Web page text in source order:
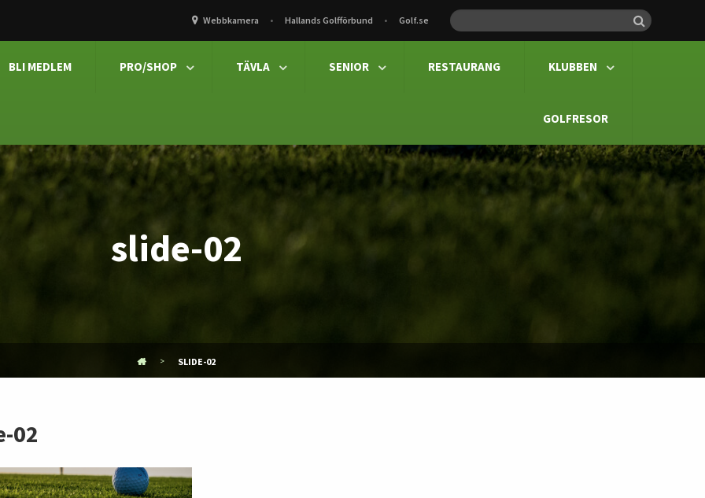
Webbkamera Hallands Golfförbund Golf.se 
BLI MEDLEM PRO/SHOP  TÄVLA  SENIOR  RESTAURANG KLUBBEN 
GOLFRESOR
slide-02
SLIDE-02
02